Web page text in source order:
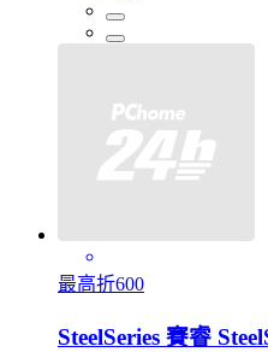
最高折600
SteelSeries 賽睿